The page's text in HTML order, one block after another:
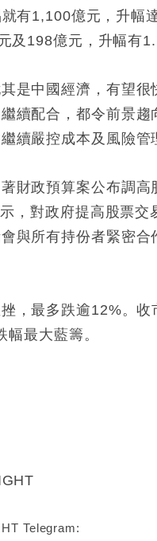
有1,100億元，升幅
及 198億元，升幅有
是中國經濟，有望
續配合，都令前景
續嚴控成本及風險管
財政預算案公布調
，對政府提高股票
與所有持份者緊密
，最多跌逾12%。收
最大藍籌。
Telegram: